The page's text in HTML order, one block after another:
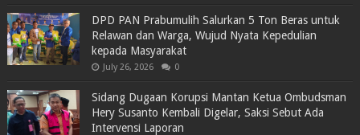
DPD PAN Prabumulih Salurkan 5 Ton Beras untuk
Relawan dan Warga, Wujud Nyata Kepedulian
kepada Masyarakat
July 26, 2026 0
Sidang Dugaan Korupsi Mantan Ketua Ombudsman
Hery Susanto Kembali Digelar, Saksi Sebut Ada
Intervensi Laporan